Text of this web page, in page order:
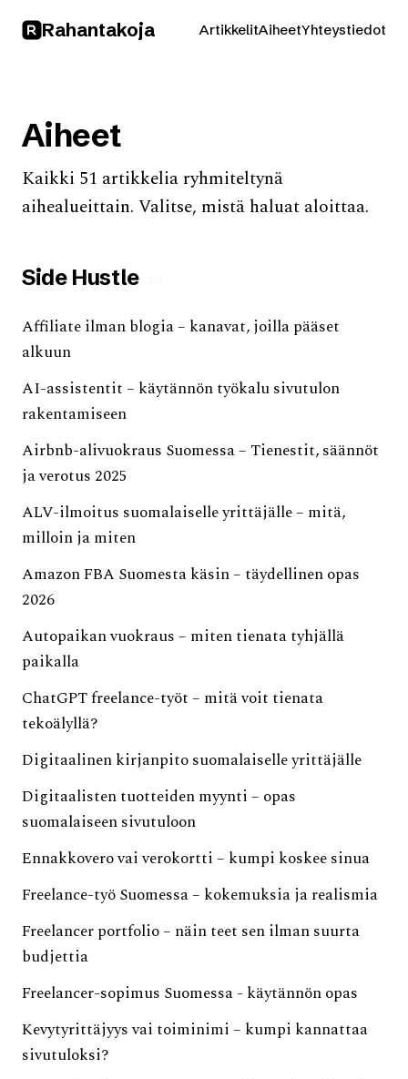
Rahantakoja ArtikkelitAiheetYhteystiedot
Aiheet
Kaikki 51 artikkelia ryhmiteltynä
aihealueittain. Valitse, mistä haluat aloittaa.
Side Hustle
Affiliate ilman blogia – kanavat, joilla pääset
alkuun
AI-assistentit – käytännön työkalu sivutulon
rakentamiseen
Airbnb-alivuokraus Suomessa – Tienestit, säännöt
ja verotus 2025
ALV-ilmoitus suomalaiselle yrittäjälle – mitä,
milloin ja miten
Amazon FBA Suomesta käsin – täydellinen opas
2026
Autopaikan vuokraus – miten tienata tyhjällä
paikalla
ChatGPT freelance-työt – mitä voit tienata
tekoälyllä?
Digitaalinen kirjanpito suomalaiselle yrittäjälle
Digitaalisten tuotteiden myynti – opas
suomalaiseen sivutuloon
Ennakkovero vai verokortti – kumpi koskee sinua
Freelance-työ Suomessa – kokemuksia ja realismia
Freelancer portfolio – näin teet sen ilman suurta
budjettia
Freelancer-sopimus Suomessa - käytännön opas
Kevytyrittäjyys vai toiminimi – kumpi kannattaa
sivutuloksi?